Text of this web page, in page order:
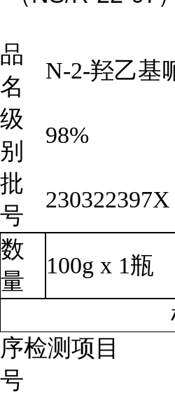
品
名
N-2-羟乙基
级
别
98%
批
号
230322397X
数
量
100g x 1瓶
序
号
检测项目